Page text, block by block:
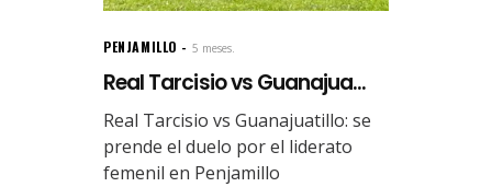
PENJAMILLO 5 meses.
Real Tarcisio vs Guanajua...
Real Tarcisio vs Guanajuatillo: se
prende el duelo por el liderato
femenil en Penjamillo